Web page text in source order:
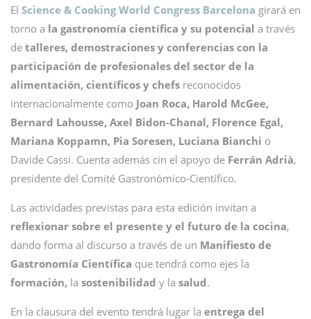
El Science & Cooking World Congress Barcelona girará en
torno a la gastronomía científica y su potencial a través
de talleres, demostraciones y conferencias con la
participación de profesionales del sector de la
alimentación, científicos y chefs reconocidos
internacionalmente como Joan Roca, Harold McGee,
Bernard Lahousse, Axel Bidon-Chanal, Florence Egal,
Mariana Koppamn, Pia Soresen, Luciana Bianchi o
Davide Cassi. Cuenta además cin el apoyo de Ferrán Adrià,
presidente del Comité Gastronómico-Científico.
Las actividades previstas para esta edición invitan a
reflexionar sobre el presente y el futuro de la cocina,
dando forma al discurso a través de un Manifiesto de
Gastronomía Científica que tendrá como ejes la
formación, la sostenibilidad y la salud.
En la clausura del evento tendrá lugar la entrega del